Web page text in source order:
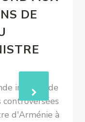
DE
inquiétude
d'Arménie à